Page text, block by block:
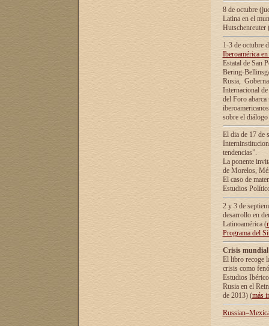
8 de octubre
Latina en el
1-3 de octubre
Iberoamérica
Estatal de San
Bering-
Rusia,
Internacional
del Foro
sobre el
El dia de 17 de
tendencias”.
La ponente
de Morelos,
El caso de
Estudios
2 y 3 de
desarrollo en
Latinoamérica (
Programa del
Crisis
El libro recoge
crisis como
Estudios
Rusia en el
de 2013) (más